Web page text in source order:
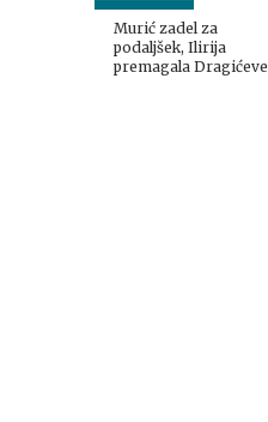
Murić zadel za
podaljšek, Ilirija
premagala Dragićeve